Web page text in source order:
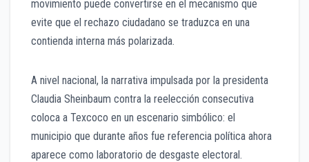
movimiento puede convertirse en el mecanismo que
evite que el rechazo ciudadano se traduzca en una
contienda interna más polarizada.
A nivel nacional, la narrativa impulsada por la presidenta
Claudia Sheinbaum contra la reelección consecutiva
coloca a Texcoco en un escenario simbólico: el
municipio que durante años fue referencia política ahora
aparece como laboratorio de desgaste electoral.